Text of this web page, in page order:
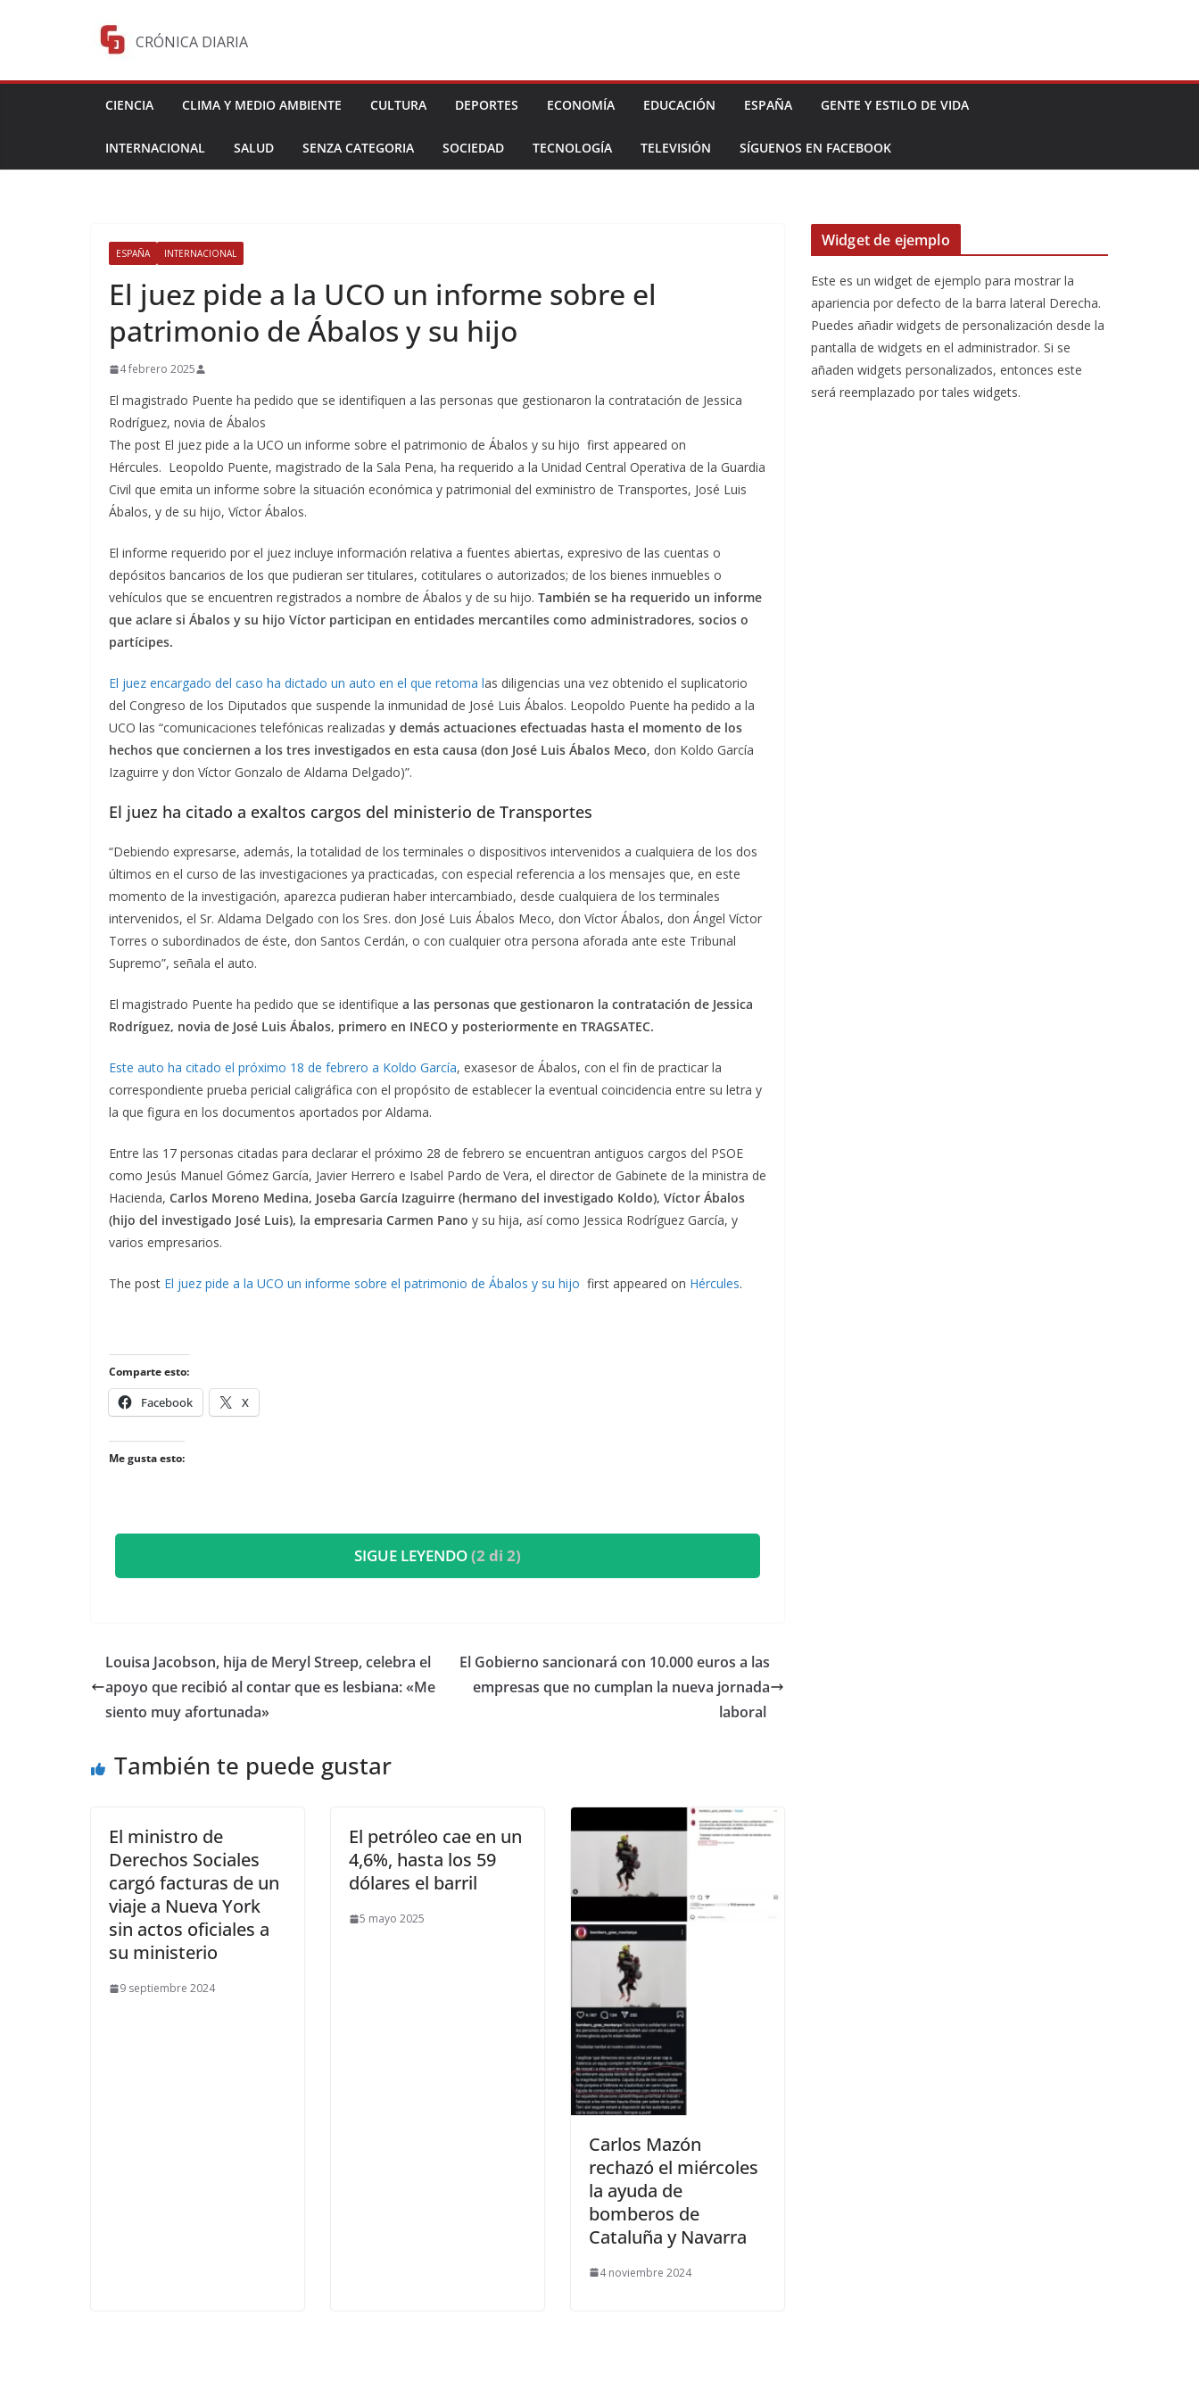
CRÓNICA DIARIA
CIENCIA CLIMA Y MEDIO AMBIENTE CULTURA DEPORTES ECONOMÍA EDUCACIÓN ESPAÑA GENTE Y ESTILO DE VIDA
INTERNACIONAL SALUD SENZA CATEGORIA SOCIEDAD TECNOLOGÍA TELEVISIÓN SÍGUENOS EN FACEBOOK
ESPAÑA INTERNACIONAL
El juez pide a la UCO un informe sobre el
patrimonio de Ábalos y su hijo
4 febrero 2025
El magistrado Puente ha pedido que se identifiquen a las personas que gestionaron la contratación de Jessica
Rodríguez, novia de Ábalos
The post El juez pide a la UCO un informe sobre el patrimonio de Ábalos y su hijo first appeared on
Hércules. Leopoldo Puente, magistrado de la Sala Pena, ha requerido a la Unidad Central Operativa de la Guardia
Civil que emita un informe sobre la situación económica y patrimonial del exministro de Transportes, José Luis
Ábalos, y de su hijo, Víctor Ábalos.
El informe requerido por el juez incluye información relativa a fuentes abiertas, expresivo de las cuentas o
depósitos bancarios de los que pudieran ser titulares, cotitulares o autorizados; de los bienes inmuebles o
vehículos que se encuentren registrados a nombre de Ábalos y de su hijo. También se ha requerido un informe
que aclare si Ábalos y su hijo Víctor participan en entidades mercantiles como administradores, socios o
partícipes.
El juez encargado del caso ha dictado un auto en el que retoma las diligencias una vez obtenido el suplicatorio
del Congreso de los Diputados que suspende la inmunidad de José Luis Ábalos. Leopoldo Puente ha pedido a la
UCO las “comunicaciones telefónicas realizadas y demás actuaciones efectuadas hasta el momento de los
hechos que conciernen a los tres investigados en esta causa (don José Luis Ábalos Meco, don Koldo García
Izaguirre y don Víctor Gonzalo de Aldama Delgado)”.
El juez ha citado a exaltos cargos del ministerio de Transportes
“Debiendo expresarse, además, la totalidad de los terminales o dispositivos intervenidos a cualquiera de los dos
últimos en el curso de las investigaciones ya practicadas, con especial referencia a los mensajes que, en este
momento de la investigación, aparezca pudieran haber intercambiado, desde cualquiera de los terminales
intervenidos, el Sr. Aldama Delgado con los Sres. don José Luis Ábalos Meco, don Víctor Ábalos, don Ángel Víctor
Torres o subordinados de éste, don Santos Cerdán, o con cualquier otra persona aforada ante este Tribunal
Supremo”, señala el auto.
El magistrado Puente ha pedido que se identifique a las personas que gestionaron la contratación de Jessica
Rodríguez, novia de José Luis Ábalos, primero en INECO y posteriormente en TRAGSATEC.
Este auto ha citado el próximo 18 de febrero a Koldo García, exasesor de Ábalos, con el fin de practicar la
correspondiente prueba pericial caligráfica con el propósito de establecer la eventual coincidencia entre su letra y
la que figura en los documentos aportados por Aldama.
Entre las 17 personas citadas para declarar el próximo 28 de febrero se encuentran antiguos cargos del PSOE
como Jesús Manuel Gómez García, Javier Herrero e Isabel Pardo de Vera, el director de Gabinete de la ministra de
Hacienda, Carlos Moreno Medina, Joseba García Izaguirre (hermano del investigado Koldo), Víctor Ábalos
(hijo del investigado José Luis), la empresaria Carmen Pano y su hija, así como Jessica Rodríguez García, y
varios empresarios.
The post El juez pide a la UCO un informe sobre el patrimonio de Ábalos y su hijo first appeared on Hércules.
Comparte esto:
Facebook X
Me gusta esto:
SIGUE LEYENDO(2 di 2)
​Louisa Jacobson, hija de Meryl Streep, celebra el
apoyo que recibió al contar que es lesbiana: «Me
siento muy afortunada»
El Gobierno sancionará con 10.000 euros a las
empresas que no cumplan la nueva jornada
laboral
También te puede gustar
El ministro de
Derechos Sociales
cargó facturas de un
viaje a Nueva York
sin actos oficiales a
su ministerio
9 septiembre 2024
El petróleo cae en un
4,6%, hasta los 59
dólares el barril
5 mayo 2025
Carlos Mazón
rechazó el miércoles
la ayuda de
bomberos de
Cataluña y Navarra
4 noviembre 2024
Widget de ejemplo
Este es un widget de ejemplo para mostrar la
apariencia por defecto de la barra lateral Derecha.
Puedes añadir widgets de personalización desde la
pantalla de widgets en el administrador. Si se
añaden widgets personalizados, entonces este
será reemplazado por tales widgets.